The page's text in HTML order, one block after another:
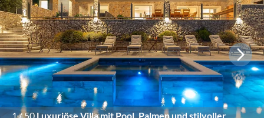
1/50 Luxuriöse Villa mit Pool, Palmen und stilvoller